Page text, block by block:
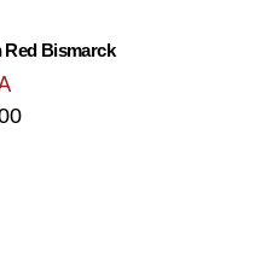
Red Bismarck